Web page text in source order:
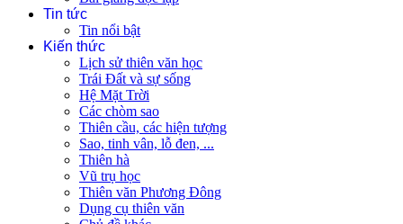
Tin tức
Tin nổi bật
Kiến thức
Lịch sử thiên văn học
Trái Đất và sự sống
Hệ Mặt Trời
Các chòm sao
Thiên cầu, các hiện tượng
Sao, tinh vân, lỗ đen, ...
Thiên hà
Vũ trụ học
Thiên văn Phương Đông
Dụng cụ thiên văn